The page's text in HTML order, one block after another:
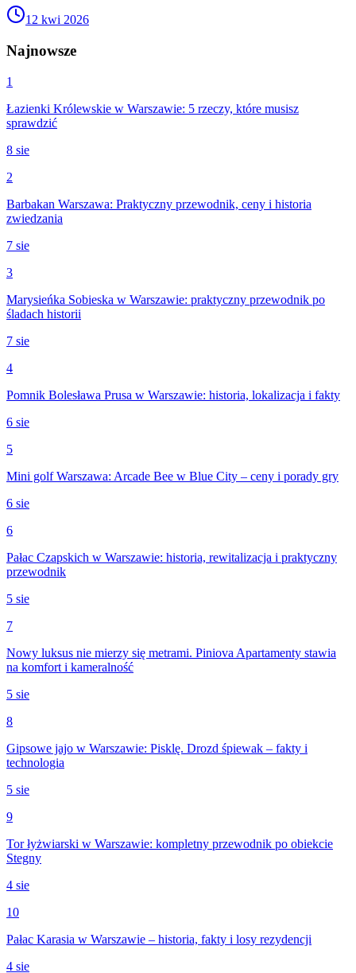
12 kwi 2026
Najnowsze
1
Łazienki Królewskie w Warszawie: 5 rzeczy, które musisz
sprawdzić
8 sie
2
Barbakan Warszawa: Praktyczny przewodnik, ceny i historia
zwiedzania
7 sie
3
Marysieńka Sobieska w Warszawie: praktyczny przewodnik po
śladach historii
7 sie
4
Pomnik Bolesława Prusa w Warszawie: historia, lokalizacja i fakty
6 sie
5
Mini golf Warszawa: Arcade Bee w Blue City – ceny i porady gry
6 sie
6
Pałac Czapskich w Warszawie: historia, rewitalizacja i praktyczny
przewodnik
5 sie
7
Nowy luksus nie mierzy się metrami. Piniova Apartamenty stawia
na komfort i kameralność
5 sie
8
Gipsowe jajo w Warszawie: Pisklę. Drozd śpiewak – fakty i
technologia
5 sie
9
Tor łyżwiarski w Warszawie: kompletny przewodnik po obiekcie
Stegny
4 sie
10
Pałac Karasia w Warszawie – historia, fakty i losy rezydencji
4 sie